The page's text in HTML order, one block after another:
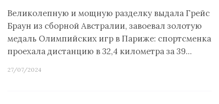
Великолепную и мощную разделку выдала Грейс
Браун из сборной Австралии, завоевал золотую
медаль Олимпийских игр в Париже: спортсменка
проехала дистанцию в 32,4 километра за 39…
27/07/2024